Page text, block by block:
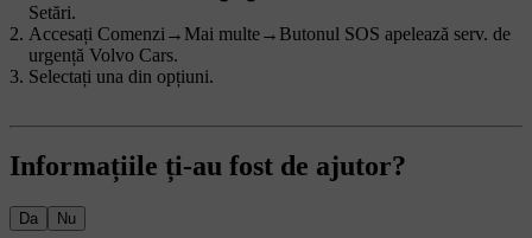
Setări.
Accesați Comenzi → Mai multe→ Butonul SOS apelează serv. de
urgență Volvo Cars.
Selectați una din opțiuni.
Informațiile ți-au fost de ajutor?
Da Nu